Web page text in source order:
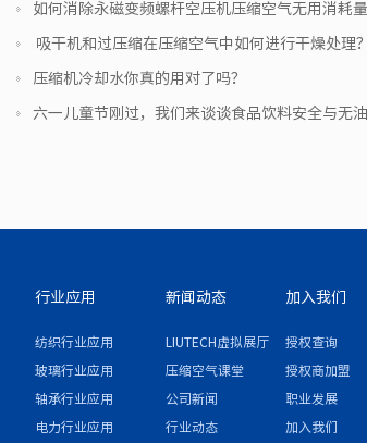
如何消除永磁变频螺杆空压机压缩空气无用消耗量
​ 吸干机和过压缩在压缩空气中如何进行干燥处理？
压缩机冷却水你真的用对了吗？
六一儿童节刚过，我们来谈谈食品饮料安全与无
行业应用
纺织行业应用
玻璃行业应用
轴承行业应用
电力行业应用
新闻动态
LIUTECH虚拟展厅
压缩空气课堂
公司新闻
行业动态
加入我们
授权查询
授权商加盟
职业发展
加入我们